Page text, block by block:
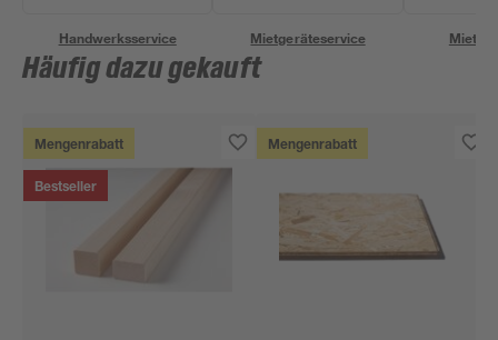
Handwerksservice Mietgeräteservice
Häufig dazu gekauft
Mengenrabatt
Bestseller
Mengenrabatt